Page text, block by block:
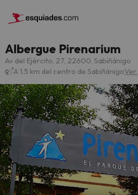
Albergue Pirenarium
Av del Ejército, 27, 22600, Sabiñánigo
A 1.5 km del centro de SabiñánigoVer